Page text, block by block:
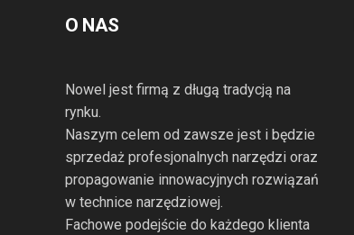
O NAS
Nowel jest firmą z długą tradycją na
rynku.
Naszym celem od zawsze jest i będzie
sprzedaż profesjonalnych narzędzi oraz
propagowanie innowacyjnych rozwiązań
w technice narzędziowej.
Fachowe podejście do każdego klienta